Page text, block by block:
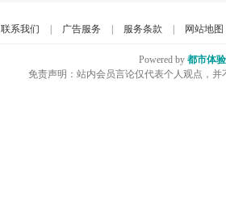
联系我们 广告服务 服务条款 网站地图
Powered by 都市体
免责声明：站内会员言论仅代表个人观点，